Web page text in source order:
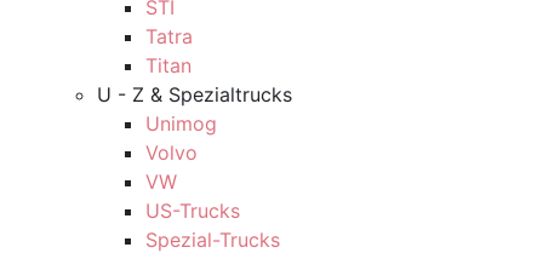
STI
Tatra
Titan
U - Z & Spezialtrucks
Unimog
Volvo
VW
US-Trucks
Spezial-Trucks